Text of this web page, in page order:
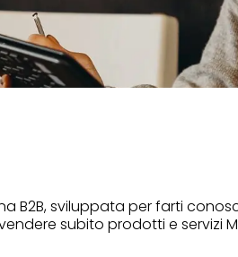
B2B, sviluppata per farti
subito prodotti e servizi